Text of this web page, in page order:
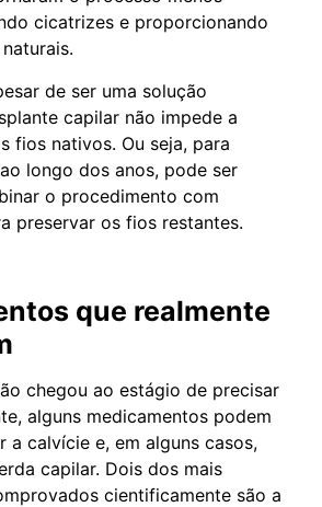
cicatrizes e proporcionando
de ser uma solução
capilar não impede a
fios nativos. Ou seja, para
longo dos anos, pode ser
o procedimento com
preservar os fios restantes.
que realmente
chegou ao estágio de precisar
alguns medicamentos podem
a calvície e, em alguns casos,
capilar. Dois dos mais
cientificamente são a